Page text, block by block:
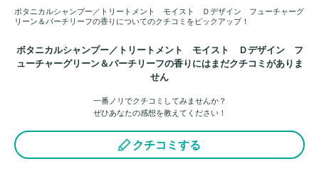
ボタニカルシャンプー／トリートメント モイスト Ｄデザイン フューチャーグ
リーン＆バーチリーフの香りについてのクチコミをピックアップ！
ボタニカルシャンプー／トリートメント モイスト Ｄデザイン フ
ューチャーグリーン＆バーチリーフの香りにはまだクチコミがありま
せん
一番ノリでクチコミしてみませんか？
ぜひあなたの感想を教えてください！
クチコミする